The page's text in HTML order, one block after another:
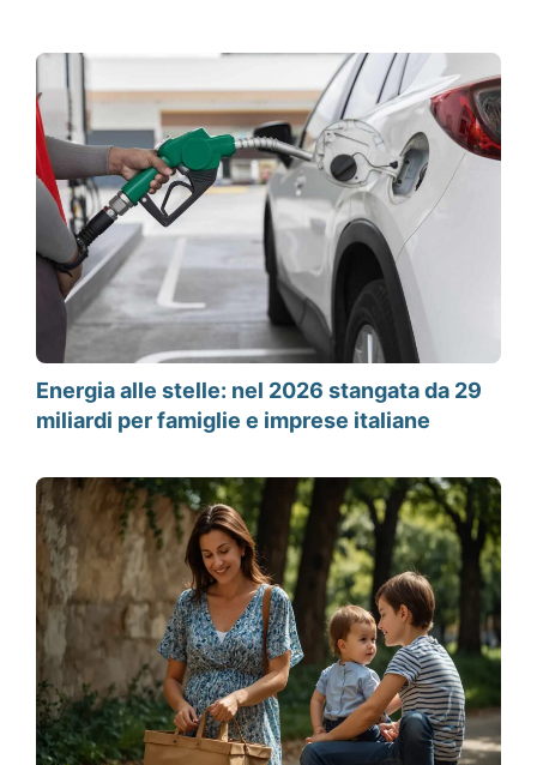
Energia alle stelle: nel 2026 stangata da 29
miliardi per famiglie e imprese italiane